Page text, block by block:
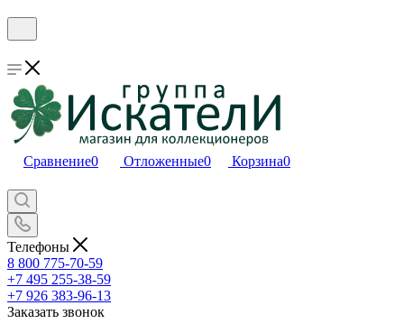
Сравнение0 Отложенные0 Корзина0
Телефоны
8 800 775-70-59
+7 495 255-38-59
+7 926 383-96-13
Заказать звонок